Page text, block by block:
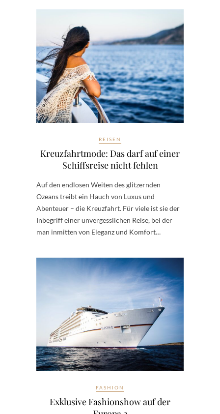
REISEN
Kreuzfahrtmode: Das darf auf einer
Schiffsreise nicht fehlen
Auf den endlosen Weiten des glitzernden
Ozeans treibt ein Hauch von Luxus und
Abenteuer – die Kreuzfahrt. Für viele ist sie der
Inbegriff einer unvergesslichen Reise, bei der
man inmitten von Eleganz und Komfort…
FASHION
Exklusive Fashionshow auf der